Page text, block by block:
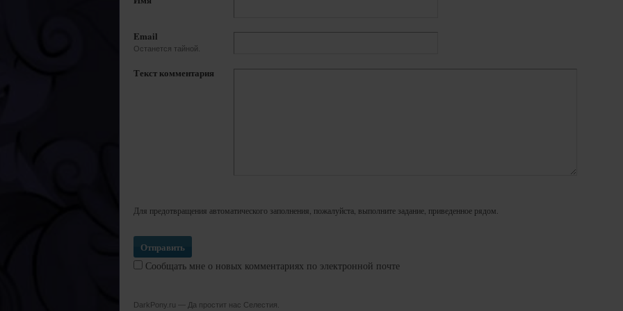
Email
Останется тайной.
Текст комментария
Для предотвращения автоматического заполнения, пожалуйста, выполните задание, приведенное рядом.
Сообщать мне о новых комментариях по электронной почте
DarkPony.ru — Да простит нас Селестия.